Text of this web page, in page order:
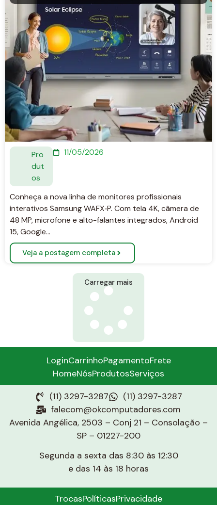
Pro
dut
os
11/05/2026
Conheça a nova linha de monitores profissionais
interativos Samsung WAFX‑P. Com tela 4K, câmera de
48 MP, microfone e alto-falantes integrados, Android
15, Google…
Veja a postagem completa
Carregar mais
LoginCarrinhoPagamentoFrete
HomeNósProdutosServiços
(11) 3297-3287
(11) 3297-3287
falecom@okcomputadores.com
Avenida Angélica, 2503 – Conj 21 – Consolação –
SP – 01227-200
Segunda a sexta das 8:30 às 12:30
e das 14 às 18 horas
TrocasPolíticasPrivacidade